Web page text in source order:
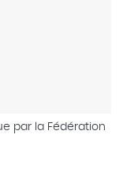
par la Fédération